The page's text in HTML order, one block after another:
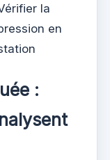
la
en
: